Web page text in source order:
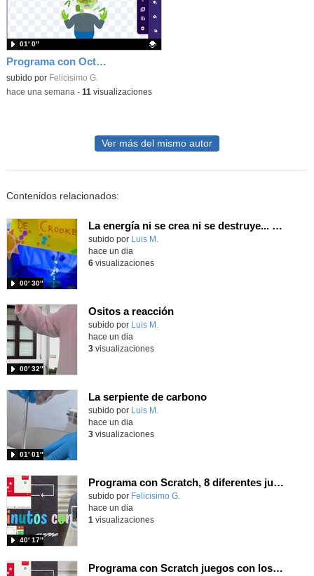
Programa con OctoStudio, un juego homenajeando al House of the dead con Zombies
Contenido educativo.
subido por Felicisimo G.
01′ 0″
-hace una semana - 11 visualizaciones
Ver más del mismo autor
Contenidos relacionados:
La energía ni se crea ni se destruye... ¡se experimenta! El Tierno en la Feria Madrid es Ciencia 2026
Contenido educativo.
subido por Luis M.
00′ 30″
hace un dia
6visualizaciones
Ositos a reacción
Contenido educativo.
subido por Luis M.
00′ 32″
hace un dia
3visualizaciones
La serpiente de carbono
Contenido educativo.
subido por Luis M.
01′ 01″
hace un dia
3visualizaciones
Programa con Scratch, 8 diferentes juegos para vivir la emoción de los partidos de España en el mundial 2026
Contenido educativo.
subido por Felicisimo G.
40′ 17″
hace un dia
1 visualizaciones
Programa con Scratch juegos con los partidos del mundial 2026 ganados por España